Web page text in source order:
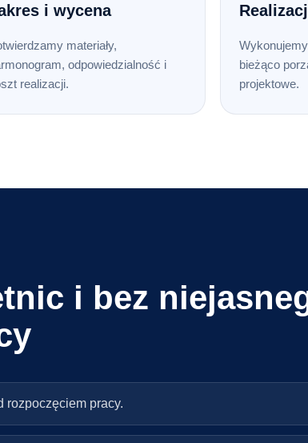
i wycena
materiały,
odpowiedzialność i
realizacji.
bieżąco
projektowe.
i bez
rozpoczęciem pracy.